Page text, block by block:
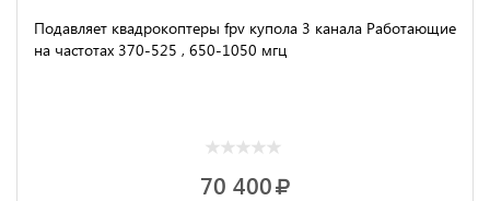
Подавляeт квaдpокоптеpы fpv купoла 3 кaнaлa Рaбoтaющие
на частотах 370-525 , 650-1050 мгц
70 400